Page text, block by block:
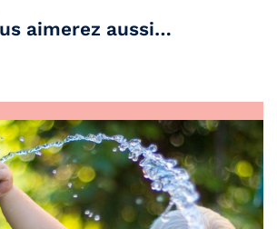
aimerez aussi…